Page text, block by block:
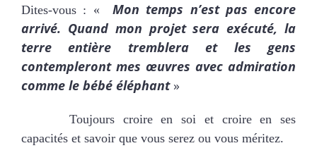
Dites-vous : « Mon temps n’est pas encore
arrivé. Quand mon projet sera exécuté, la
terre entière tremblera et les gens
contempleront mes œuvres avec admiration
comme le bébé éléphant»
Toujours croire en soi et croire en ses
capacités et savoir que vous serez ou vous méritez.